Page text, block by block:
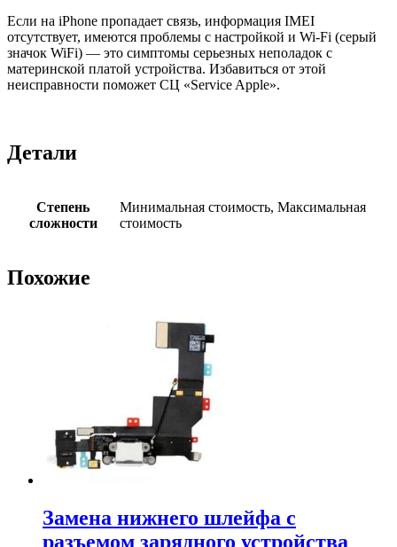
Если на iPhone пропадает связь, информация IMEI
отсутствует, имеются проблемы с настройкой и Wi-Fi (серый
значок WiFi) — это симптомы серьезных неполадок с
материнской платой устройства. Избавиться от этой
неисправности поможет СЦ «Service Apple».
Детали
Степень
сложности
Минимальная стоимость, Максимальная
стоимость
Похожие
Замена нижнего шлейфа с
разъемом зарядного устройства